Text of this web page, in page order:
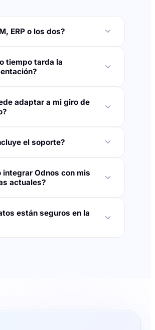
ERP o los dos?
tiempo tarda la
adaptar a mi giro de
el soporte?
integrar Odnos con mis
actuales?
están seguros en la